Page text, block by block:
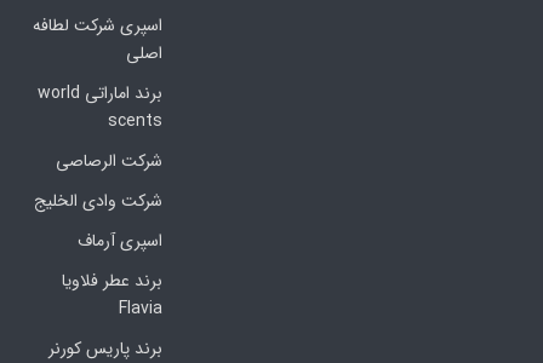
اسپری شرکت لطافه
اصلی
برند اماراتی world
scents
شرکت الرصاصی
شرکت وادی الخلیج
اسپری آرماف
برند عطر فلاویا
Flavia
برند پاریس کورنر